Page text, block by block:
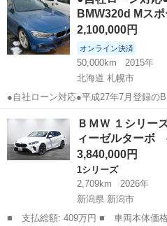
BMW320d Mスポ
2,100,000円
オンライン決済
50,000km
2015年
北海道 札幌市
●自社ローン対応●平成27年7月登録の
ーン対応中古車販売〇 ☆どなたでもローン対応可能☆
１、勤続年数の短い方や自営業の方
遣...
札幌市
ＢＭＷ １シリ
ィーゼルター
3,840,000円
1シリーズ
2,709km
2026年
新潟県 新潟市
■ 支払総額: 409万円 ■ 車両本体価格： 3,840,000 円 ■ メーカー